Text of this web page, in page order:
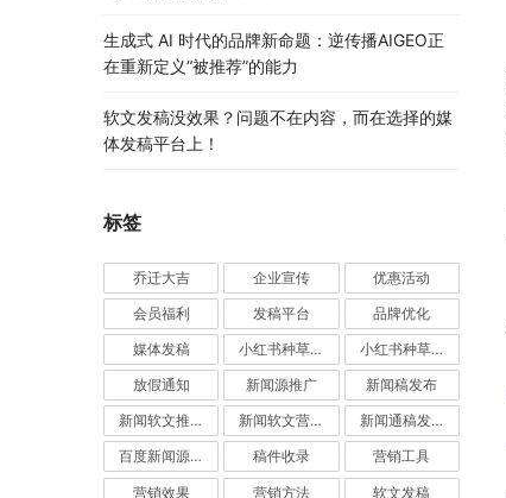
生成式 AI 时代的品牌新命题：逆传播AIGEO正
在重新定义“被推荐”的能力
软文发稿没效果？问题不在内容，而在选择的媒
体发稿平台上！
标签
乔迁大吉 企业宣传 优惠活动
会员福利 发稿平台 品牌优化
媒体发稿 小红书种草推广 小红书种草营销
放假通知 新闻源推广 新闻稿发布
新闻软文推广发稿 新闻软文营销推广 新闻通稿发布推广
百度新闻源发布 稿件收录 营销工具
营销效果 营销方法 软文发稿